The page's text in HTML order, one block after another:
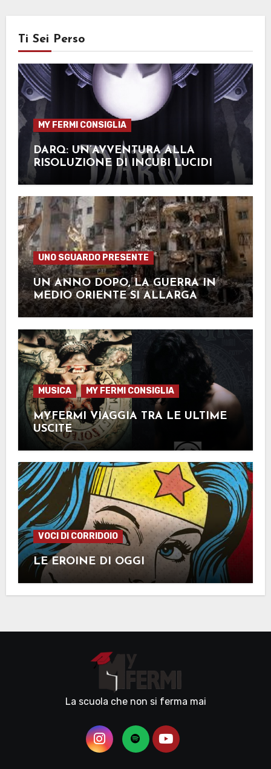
Ti Sei Perso
MY FERMI CONSIGLIA
DARQ: UN’AVVENTURA ALLA
RISOLUZIONE DI INCUBI LUCIDI
UNO SGUARDO PRESENTE
UN ANNO DOPO, LA GUERRA IN
MEDIO ORIENTE SI ALLARGA
MUSICA MY FERMI CONSIGLIA
MYFERMI VIAGGIA TRA LE ULTIME
USCITE
VOCI DI CORRIDOIO
LE EROINE DI OGGI
La scuola che non si ferma mai